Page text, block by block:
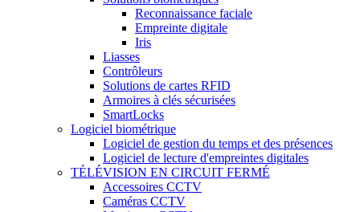
Reconnaissance faciale
Empreinte digitale
Iris
Liasses
Contrôleurs
Solutions de cartes RFID
Armoires à clés sécurisées
SmartLocks
Logiciel biométrique
Logiciel de gestion du temps et des présences
Logiciel de lecture d'empreintes digitales
TÉLÉVISION EN CIRCUIT FERMÉ
Accessoires CCTV
Caméras CCTV